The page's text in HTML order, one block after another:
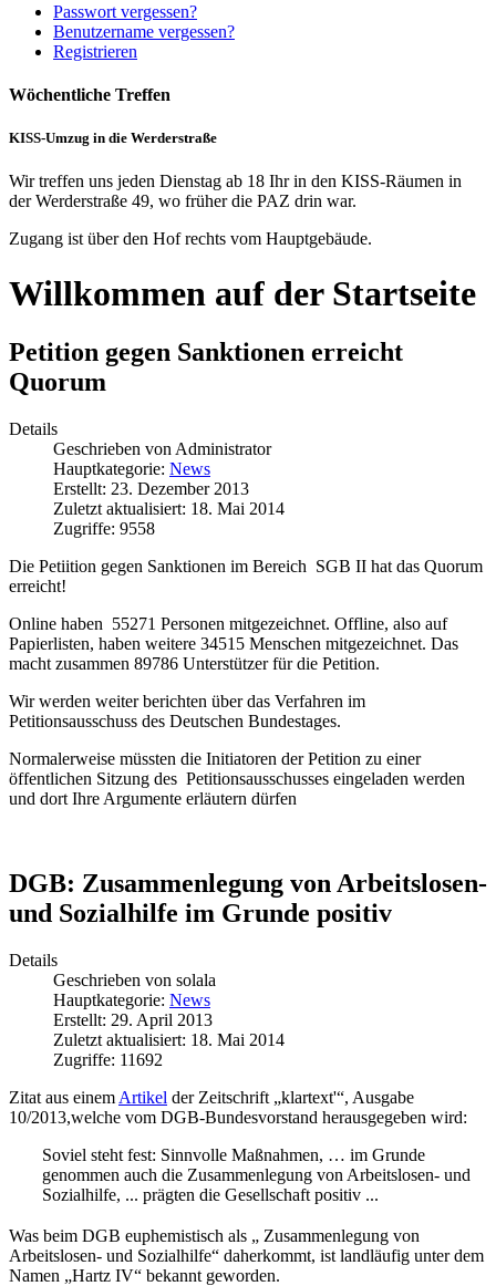
Passwort vergessen?
Benutzername vergessen?
Registrieren
Wöchentliche Treffen
KISS-Umzug in die Werderstraße
Wir treffen uns jeden Dienstag ab 18 Ihr in den KISS-Räumen in
der Werderstraße 49, wo früher die PAZ drin war.
Zugang ist über den Hof rechts vom Hauptgebäude.
Willkommen auf der Startseite
Petition gegen Sanktionen erreicht
Quorum
Details
Geschrieben von Administrator
Hauptkategorie: News
Erstellt: 23. Dezember 2013
Zuletzt aktualisiert: 18. Mai 2014
Zugriffe: 9558
Die Petiition gegen Sanktionen im Bereich SGB II hat das Quorum
erreicht!
Online haben 55271 Personen mitgezeichnet. Offline, also auf
Papierlisten, haben weitere 34515 Menschen mitgezeichnet. Das
macht zusammen 89786 Unterstützer für die Petition.
Wir werden weiter berichten über das Verfahren im
Petitionsausschuss des Deutschen Bundestages.
Normalerweise müssten die Initiatoren der Petition zu einer
öffentlichen Sitzung des Petitionsausschusses eingeladen werden
und dort Ihre Argumente erläutern dürfen
DGB: Zusammenlegung von Arbeitslosen-
und Sozialhilfe im Grunde positiv
Details
Geschrieben von solala
Hauptkategorie: News
Erstellt: 29. April 2013
Zuletzt aktualisiert: 18. Mai 2014
Zugriffe: 11692
Zitat aus einem Artikel der Zeitschrift „klartext'“, Ausgabe
10/2013,welche vom DGB-Bundesvorstand herausgegeben wird:
Soviel steht fest: Sinnvolle Maßnahmen, … im Grunde
genommen auch die Zusammenlegung von Arbeitslosen- und
Sozialhilfe, ... prägten die Gesellschaft positiv ...
Was beim DGB euphemistisch als „ Zusammenlegung von
Arbeitslosen- und Sozialhilfe“ daherkommt, ist landläufig unter dem
Namen „Hartz IV“ bekannt geworden.